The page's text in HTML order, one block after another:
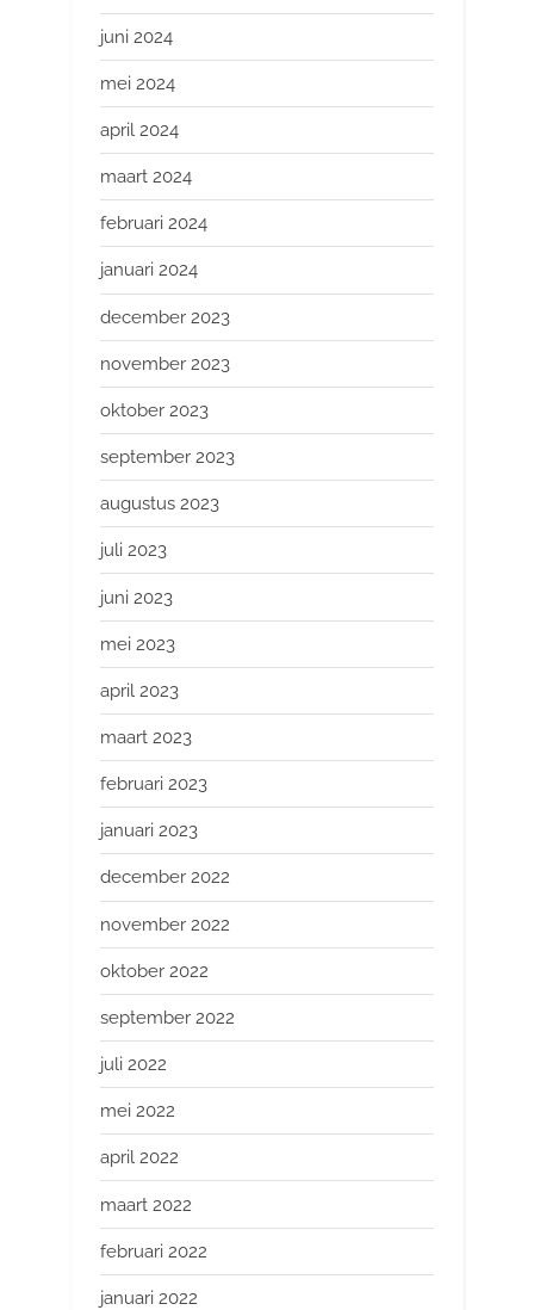
juni 2024
mei 2024
april 2024
maart 2024
februari 2024
januari 2024
december 2023
november 2023
oktober 2023
september 2023
augustus 2023
juli 2023
juni 2023
mei 2023
april 2023
maart 2023
februari 2023
januari 2023
december 2022
november 2022
oktober 2022
september 2022
juli 2022
mei 2022
april 2022
maart 2022
februari 2022
januari 2022